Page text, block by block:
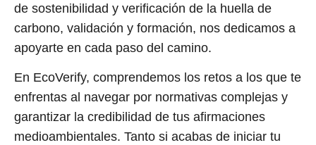
de sostenibilidad y verificación de la huella de
carbono, validación y formación, nos dedicamos a
apoyarte en cada paso del camino.
En EcoVerify, comprendemos los retos a los que te
enfrentas al navegar por normativas complejas y
garantizar la credibilidad de tus afirmaciones
medioambientales. Tanto si acabas de iniciar tu